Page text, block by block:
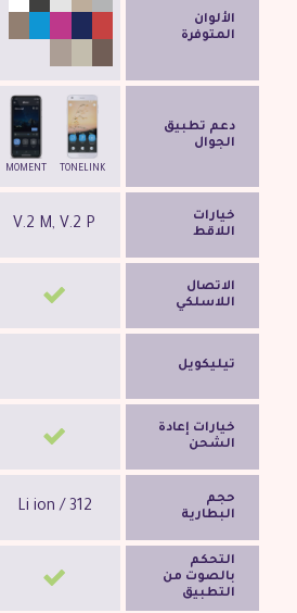
الألوان
المتوفرة
دعم تطبيق
الجوال
خيارات
اللاقط
الاتصال
اللاسلكي
تيليكويل
خيارات إعادة
الشحن
حجم
البطارية
التحكم
بالصوت من
التطبيق
TONELINK
MOMENT
V.2 M, V.2 P
Li ion / 312